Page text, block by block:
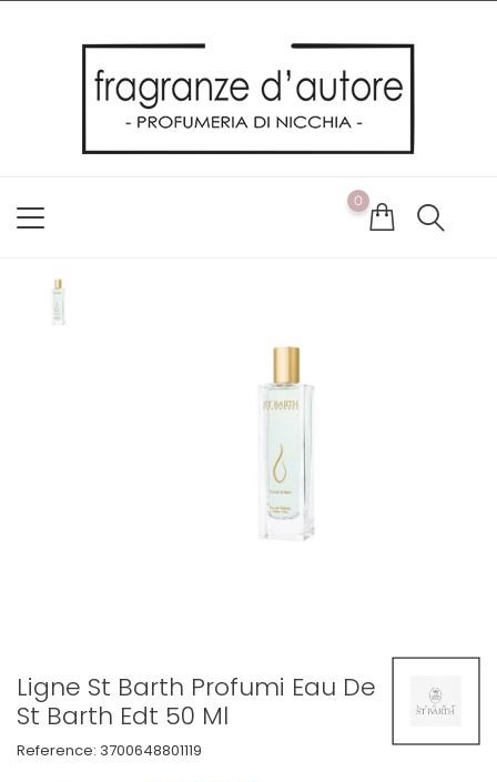
Utilizziamo i cookie per offrirti la migliore esperienza possibile
sul nostro sito web. Cliccando su OK, acconsenti alla nostra
politica sui cookie. Se desideri modificare le tue preferenze sui
cookie, puoi farlo
0
Ligne St Barth Profumi Eau De
St Barth Edt 50 Ml
Reference: 3700648801119